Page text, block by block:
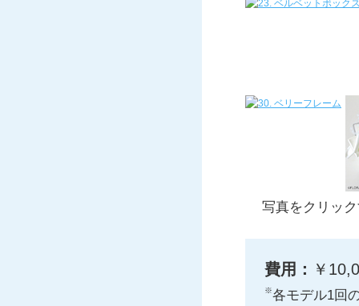
写真をクリッ
費用： ￥
※各モデル1回